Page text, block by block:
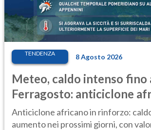
TENDENZA 8 Agosto 2026
Meteo, caldo intenso fino
Ferragosto: anticiclone
ancora protagonista
Anticiclone africano in rinforzo:
aumento nei prossimi giorni, con